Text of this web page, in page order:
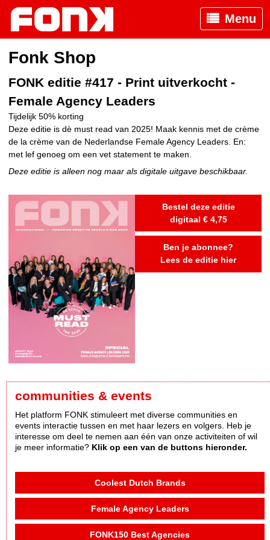
Menu
Fonk Shop
FONK editie #417 - Print uitverkocht -
Female Agency Leaders
Tijdelijk 50% korting
Deze editie is dè must read van 2025! Maak kennis met de crème
de la crème van de Nederlandse Female Agency Leaders. En:
met lef genoeg om een vet statement te maken.
Deze editie is alleen nog maar als digitale uitgave beschikbaar.
Bestel deze editie
digitaal € 4,75
Ben je abonnee?
Lees de editie hier
communities & events
Het platform FONK stimuleert met diverse communities en
events interactie tussen en met haar lezers en volgers. Heb je
interesse om deel te nemen aan één van onze activiteiten of wil
je meer informatie? Klik op een van de buttons hieronder.
Coolest Dutch Brands
Female Agency Leaders
FONK150 Best Agencies